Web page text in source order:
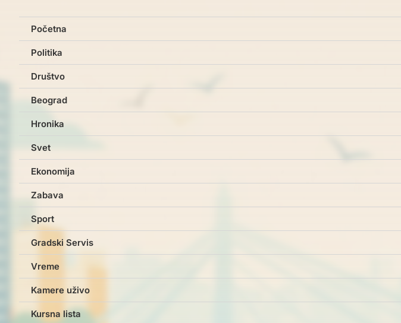
Početna
Politika
Društvo
Beograd
Hronika
Svet
Ekonomija
Zabava
Sport
Gradski Servis
Vreme
Kamere uživo
Kursna lista